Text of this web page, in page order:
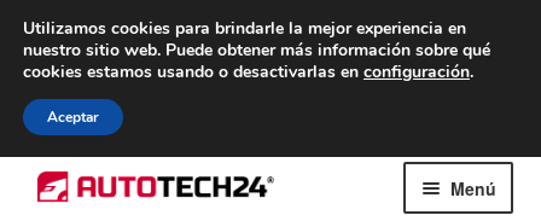
ENTREGA desde 7 EUR
De lunes a viernes de 9 a. m. a 4 p. m.
al
Menú
Utilizamos cookies para brindarle la mejor experiencia en
nuestro sitio web. Puede obtener más información sobre qué
cookies estamos usando o desactivarlas en configuración.
Aceptar